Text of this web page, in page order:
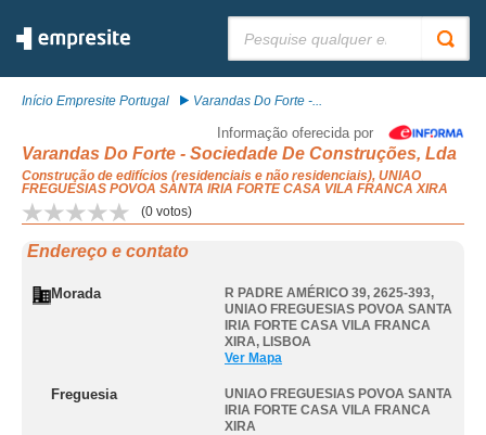
Início Empresite Portugal Varandas Do Forte -...
Informação oferecida por
Varandas Do Forte - Sociedade De Construções, Lda
Construção de edifícios (residenciais e não residenciais), UNIAO
FREGUESIAS POVOA SANTA IRIA FORTE CASA VILA FRANCA XIRA
(0 votos)
Endereço e contato
Morada R PADRE AMÉRICO 39, 2625-393,
UNIAO FREGUESIAS POVOA SANTA
IRIA FORTE CASA VILA FRANCA
XIRA, LISBOA
Ver Mapa
Freguesia
UNIAO FREGUESIAS POVOA SANTA
IRIA FORTE CASA VILA FRANCA
XIRA